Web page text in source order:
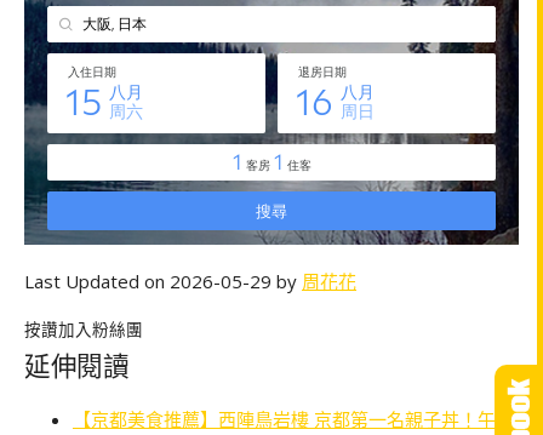
Last Updated on 2026-05-29 by 周花花
按讚加入粉絲團
延伸閱讀
【京都美食推薦】西陣鳥岩樓 京都第一名親子丼！午餐